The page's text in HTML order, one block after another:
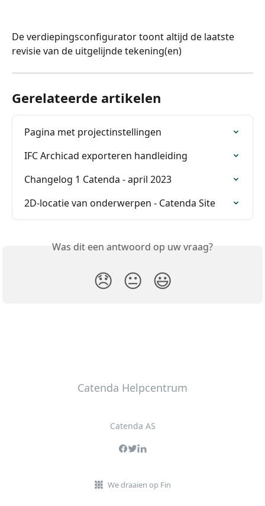
De verdiepingsconfigurator toont altijd de laatste
revisie van de uitgelijnde tekening(en)
Gerelateerde artikelen
Pagina met projectinstellingen
IFC Archicad exporteren handleiding
Changelog 1 Catenda - april 2023
2D-locatie van onderwerpen - Catenda Site
Was dit een antwoord op uw vraag?
😞 😐 😃
Catenda Helpcentrum
Catenda AS
We draaien op Fin